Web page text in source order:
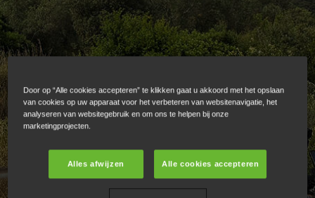
HET ULTIEME AVONTUUR
Door op “Alle cookies accepteren” te klikken gaat u akkoord met het opslaan
van cookies op uw apparaat voor het verbeteren van websitenavigatie, het
analyseren van websitegebruik en om ons te helpen bij onze
marketingprojecten.
Alles afwijzen Alle cookies accepteren